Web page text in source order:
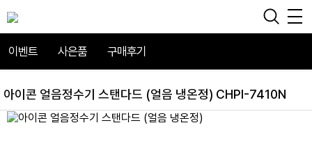
이벤트 사은품 구매후기
아이콘 얼음정수기 스탠다드 (얼음 냉온정) CHPI-7410N